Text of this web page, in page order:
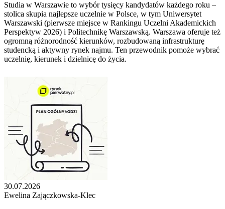
Studia w Warszawie to wybór tysięcy kandydatów każdego roku –
stolica skupia najlepsze uczelnie w Polsce, w tym Uniwersytet
Warszawski (pierwsze miejsce w Rankingu Uczelni Akademickich
Perspektyw 2026) i Politechnikę Warszawską. Warszawa oferuje też
ogromną różnorodność kierunków, rozbudowaną infrastrukturę
studencką i aktywny rynek najmu. Ten przewodnik pomoże wybrać
uczelnię, kierunek i dzielnicę do życia.
30.07.2026
Ewelina Zajączkowska-Klec